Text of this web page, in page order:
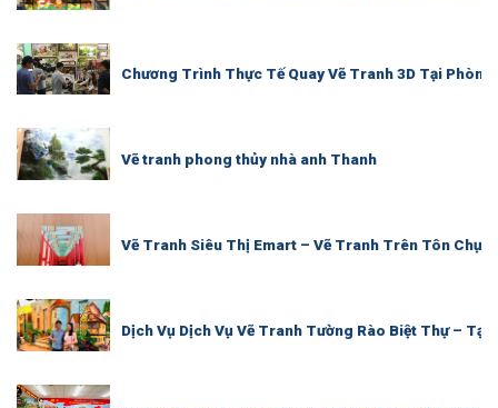
Chương Trình Thực Tế Quay Vẽ Tranh 3D Tại
Vẽ tranh phong thủy nhà anh Thanh
Vẽ Tranh Siêu Thị Emart – Vẽ Tranh Trên Tôn Chụp
Dịch Vụ Dịch Vụ Vẽ Tranh Tường Rào Biệt Thự –